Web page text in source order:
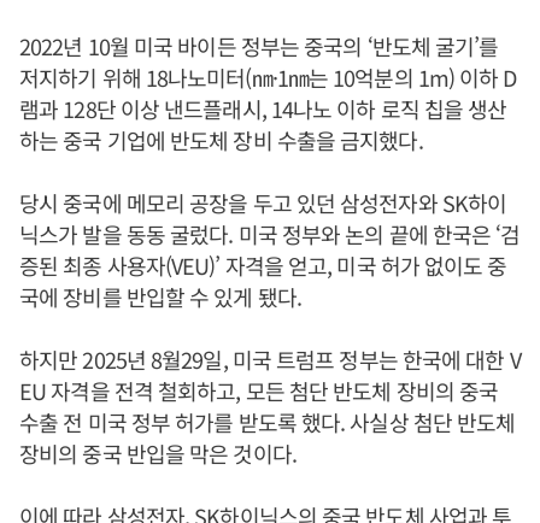
2022년 10월 미국 바이든 정부는 중국의 ‘반도체 굴기’를
저지하기 위해 18나노미터(㎚·1㎚는 10억분의 1m) 이하 D
램과 128단 이상 낸드플래시, 14나노 이하 로직 칩을 생산
하는 중국 기업에 반도체 장비 수출을 금지했다.
당시 중국에 메모리 공장을 두고 있던 삼성전자와 SK하이
닉스가 발을 동동 굴렀다. 미국 정부와 논의 끝에 한국은 ‘검
증된 최종 사용자(VEU)’ 자격을 얻고, 미국 허가 없이도 중
국에 장비를 반입할 수 있게 됐다.
하지만 2025년 8월29일, 미국 트럼프 정부는 한국에 대한 V
EU 자격을 전격 철회하고, 모든 첨단 반도체 장비의 중국
수출 전 미국 정부 허가를 받도록 했다. 사실상 첨단 반도체
장비의 중국 반입을 막은 것이다.
이에 따라 삼성전자, SK하이닉스의 중국 반도체 사업과 투